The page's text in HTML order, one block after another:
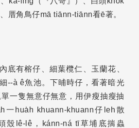
厝角鳥仔mā tiānn-tiānn看ē著。
底有榕仔、細葉欖仁、玉蘭花、
--à ê魚池。下晡時仔，看著暗光
一隻無意仔無意，用伊瘦抽瘦抽
一hua̍h khuann-khuann仔leh散
殼lê-lê，kánn-ná tī草埔底揣蟲